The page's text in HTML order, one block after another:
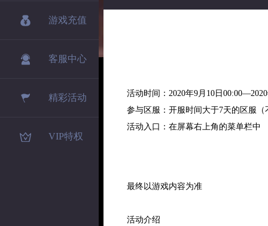
游戏充值
客服中心
精彩活动
VIP特权
活动时间：2020年9月10日
参与区服：开服时间大于7天的区服（
活动入口：在屏幕右上角的菜单栏中
最终以游戏内容为准
活动介绍